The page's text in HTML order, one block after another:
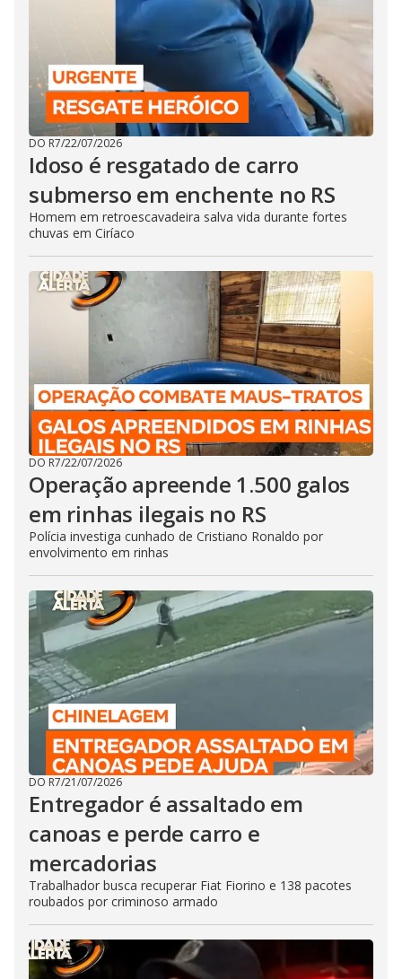
DO R7/22/07/2026
Idoso é resgatado de carro
submerso em enchente no RS
Homem em retroescavadeira salva vida durante fortes
chuvas em Ciríaco
DO R7/22/07/2026
Operação apreende 1.500 galos
em rinhas ilegais no RS
Polícia investiga cunhado de Cristiano Ronaldo por
envolvimento em rinhas
DO R7/21/07/2026
Entregador é assaltado em
canoas e perde carro e
mercadorias
Trabalhador busca recuperar Fiat Fiorino e 138 pacotes
roubados por criminoso armado